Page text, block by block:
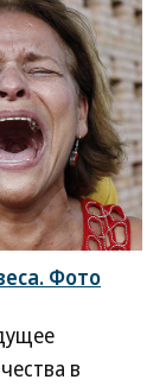
Фото
в